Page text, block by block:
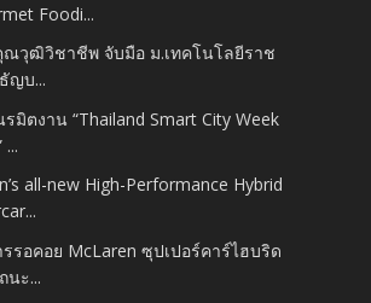
Foodi...
วุฒิวิชาชีพ จับมือ ม.เทคโนโลยีราช
ญบ...
รมิตงาน “Thailand Smart City Week
...
all-new High-Performance Hybrid
รอคอย McLaren ซุปเปอร์คาร์ไฮบริด
นะ...